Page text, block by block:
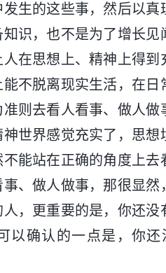
发生的这些事，然后以
识，也不是为了增长
在思想上、精神上得
不脱离现实生活，在
则去看人看事、做人做
世界感觉充实了，思
能站在正确的角度上
、做人做事，那很显
，更重要的是，你还
以确认的一点是，你